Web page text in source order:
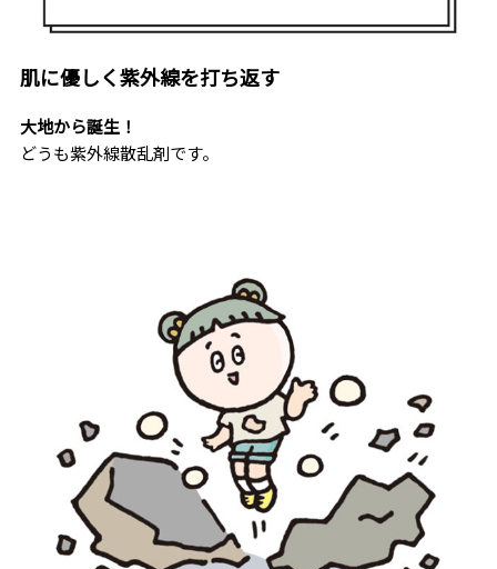
肌に優しく紫外線を打ち返す
大地から誕生！
どうも紫外線散乱剤です。